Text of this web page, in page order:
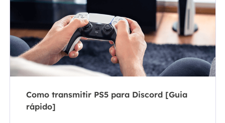
Como transmitir PS5 para Discord [Guia
rápido]